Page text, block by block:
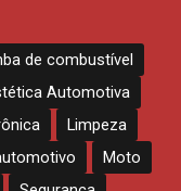
de combustível
Automotiva
Limpeza
Moto